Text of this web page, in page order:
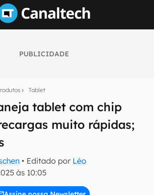
PUBLICIDADE
Tablet
tablet com chip
muito rápidas;
• Editado por Léo
às 10:05
sobre tecnologia em primeira
inscreva-se